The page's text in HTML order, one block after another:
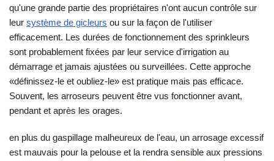
qu'une grande partie des propriétaires n'ont aucun contrôle sur
leur système de gicleurs ou sur la façon de l'utiliser
efficacement. Les durées de fonctionnement des sprinkleurs
sont probablement fixées par leur service d'irrigation au
démarrage et jamais ajustées ou surveillées. Cette approche
«définissez-le et oubliez-le» est pratique mais pas efficace.
Souvent, les arroseurs peuvent être vus fonctionner avant,
pendant et après les orages.
en plus du gaspillage malheureux de l'eau, un arrosage excessif
est mauvais pour la pelouse et la rendra sensible aux pressions